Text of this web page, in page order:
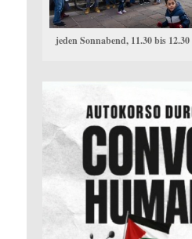
jeden Sonnabend, 11.30 bis